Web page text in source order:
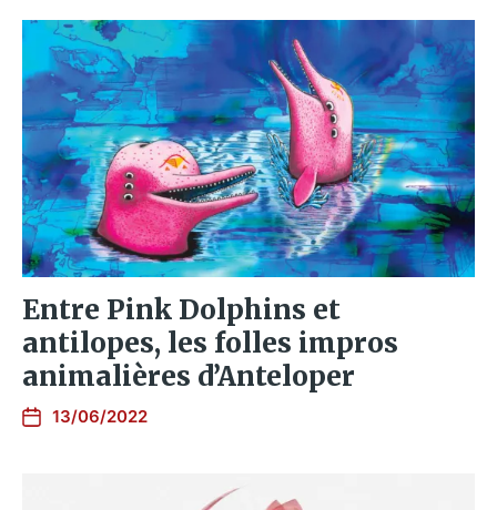
Entre Pink Dolphins et
antilopes, les folles impros
animalières d’Anteloper
13/06/2022